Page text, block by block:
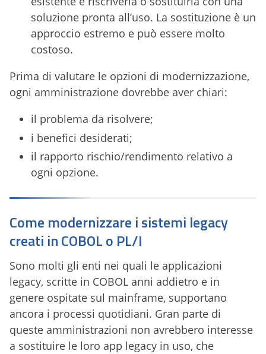
soluzione pronta all’uso. La sostituzione è un
approccio estremo e può essere molto
costoso.
Prima di valutare le opzioni di modernizzazione,
ogni amministrazione dovrebbe aver chiari:
il problema da risolvere;
i benefici desiderati;
il rapporto rischio/rendimento relativo a
ogni opzione.
Come modernizzare i sistemi legacy
creati in COBOL o PL/I
Sono molti gli enti nei quali le applicazioni
legacy, scritte in COBOL anni addietro e in
genere ospitate sul mainframe, supportano
ancora i processi quotidiani. Gran parte di
queste amministrazioni non avrebbero interesse
a sostituire le loro app legacy in uso, che